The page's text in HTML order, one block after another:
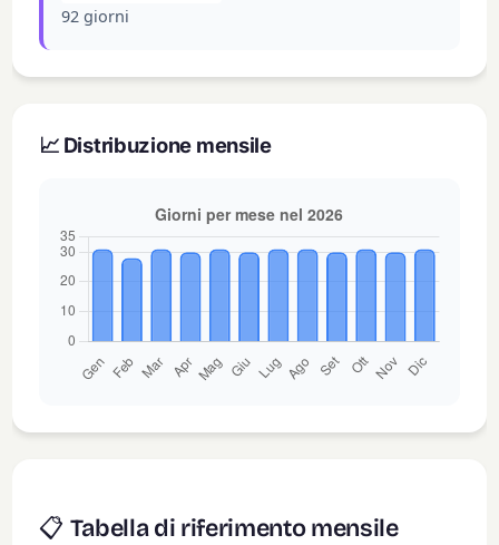
92 giorni
📈 Distribuzione mensile
📋 Tabella di riferimento mensile